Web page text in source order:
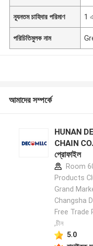
ন্যূনতম চাহিদার পরিমাণ 1
পরিচিতিমুলক নাম
আমাদের সম্পর্কে
HUNAN
CHAIN
প্রোফাইল
Room
Products
Grand
Changsha
Free Trade
,চীন
5.0